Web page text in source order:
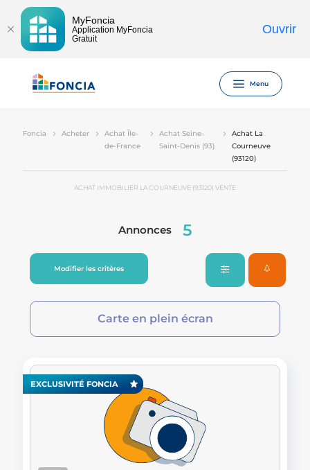
MyFoncia
Application MyFoncia
Gratuit
Ouvrir
Menu
Foncia Acheter
Achat Île-
de-France
Achat Seine-
Saint-Denis (93)
Achat La
Courneuve
(93120)
ACHAT IMMOBILIER LA COURNEUVE (93120) VENTE
Annonces 5
Modifier les critères
Carte en plein écran
EXCLUSIVITÉ FONCIA